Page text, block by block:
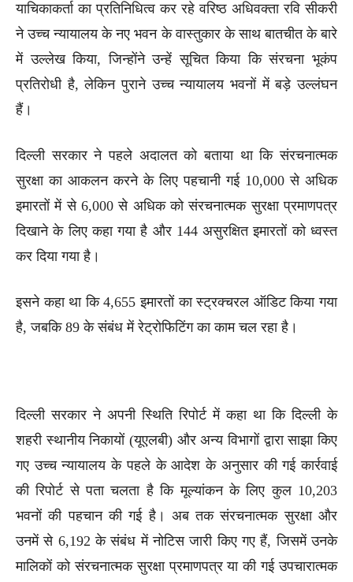
याचिकाकर्ता का प्रतिनिधित्व कर रहे वरिष्ठ अधिवक्ता रवि सीकरी
ने उच्च न्यायालय के नए भवन के वास्तुकार के साथ बातचीत के बारे
में उल्लेख किया, जिन्होंने उन्हें सूचित किया कि संरचना भूकंप
प्रतिरोधी है, लेकिन पुराने उच्च न्यायालय भवनों में बड़े उल्लंघन
हैं।
दिल्ली सरकार ने पहले अदालत को बताया था कि संरचनात्मक
सुरक्षा का आकलन करने के लिए पहचानी गई 10,000 से अधिक
इमारतों में से 6,000 से अधिक को संरचनात्मक सुरक्षा प्रमाणपत्र
दिखाने के लिए कहा गया है और 144 असुरक्षित इमारतों को ध्वस्त
कर दिया गया है।
इसने कहा था कि 4,655 इमारतों का स्ट्रक्चरल ऑडिट किया गया
है, जबकि 89 के संबंध में रेट्रोफिटिंग का काम चल रहा है।
दिल्ली सरकार ने अपनी स्थिति रिपोर्ट में कहा था कि दिल्ली के
शहरी स्थानीय निकायों (यूएलबी) और अन्य विभागों द्वारा साझा किए
गए उच्च न्यायालय के पहले के आदेश के अनुसार की गई कार्रवाई
की रिपोर्ट से पता चलता है कि मूल्यांकन के लिए कुल 10,203
भवनों की पहचान की गई है। अब तक संरचनात्मक सुरक्षा और
उनमें से 6,192 के संबंध में नोटिस जारी किए गए हैं, जिसमें उनके
मालिकों को संरचनात्मक सुरक्षा प्रमाणपत्र या की गई उपचारात्मक